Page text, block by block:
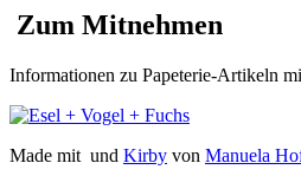
Zum Mitnehmen
Informationen zu Papeterie-Artikeln
Made mit und Kirby von Manuela